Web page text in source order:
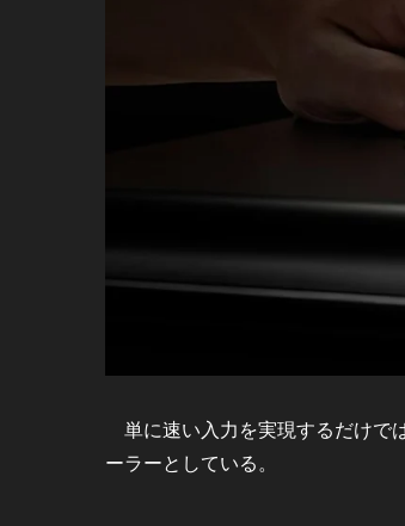
単に速い入力を実現するだけで
ーラーとしている。